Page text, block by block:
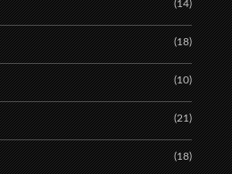
(14)
(18)
(10)
(21)
(18)